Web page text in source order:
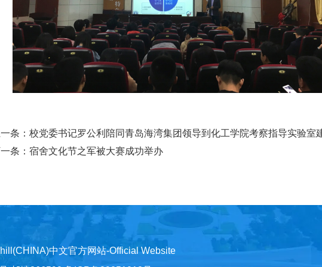
一条： 校党委书记罗公利陪同青岛海湾集团领导到化工学院考察指导实验室
条： 宿舍文化节之军被大赛成功举办
中文官方网站-Official Website